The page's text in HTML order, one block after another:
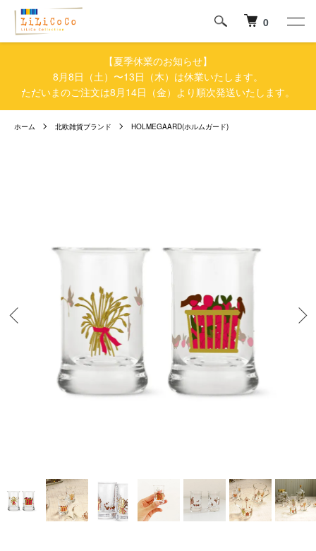
0
【夏季休業のお知らせ】
8月8日（土）〜13日（木）は休業いたします。
ただいまのご注文は8月14日（金）より順次発送いたします。
ホーム 北欧雑貨ブランド HOLMEGAARD(ホルムガード)